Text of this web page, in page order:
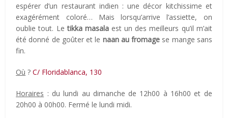
espérer d’un restaurant indien : une décor kitchissime et
exagérément coloré… Mais lorsqu’arrive l’assiette, on
oublie tout. Letikka masalaest un des meilleurs qu’il m’ait
été donné de goûter et le naan au fromage se mange sans
fin.
Où ?C/ Floridablanca, 130
Horaires : du lundi au dimanche de 12h00 à 16h00 et de
20h00 à 00h00. Fermé le lundi midi.